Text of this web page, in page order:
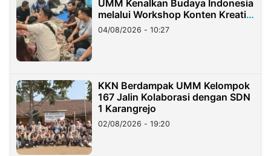
UMM Kenalkan Budaya Indonesia
melalui Workshop Konten Kreatif
di Taiwan
04/08/2026 - 10:27
KKN Berdampak UMM Kelompok
167 Jalin Kolaborasi dengan SDN
1 Karangrejo
02/08/2026 - 19:20